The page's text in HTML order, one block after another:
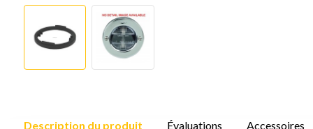
Description du produit Évaluations Accessoires